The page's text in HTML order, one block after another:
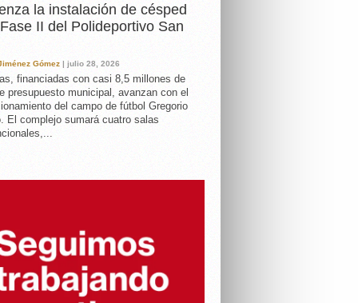
la instalación de césped
II del Polideportivo San
Gómez | julio 28, 2026
financiadas con casi 8,5 millones de
presupuesto municipal, avanzan con el
del campo de fútbol Gregorio
El complejo sumará cuatro salas